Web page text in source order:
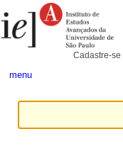
para
conteúdo.
Pessoais
Cadastre-se
menu